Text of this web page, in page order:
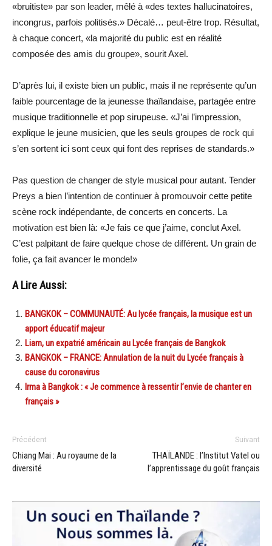
«bruitiste» par son leader, mêlé à «des textes hallucinatoires,
incongrus, parfois politisés.» Décalé… peut-être trop. Résultat,
à chaque concert, «la majorité du public est en réalité
composée des amis du groupe», sourit Axel.
D’après lui, il existe bien un public, mais il ne représente qu’un
faible pourcentage de la jeunesse thaïlandaise, partagée entre
musique traditionnelle et pop sirupeuse. «J’ai l’impression,
explique le jeune musicien, que les seuls groupes de rock qui
s’en sortent ici sont ceux qui font des reprises de standards.»
Pas question de changer de style musical pour autant. Tender
Preys a bien l’intention de continuer à promouvoir cette petite
scène rock indépendante, de concerts en concerts. La
motivation est bien là: «Je fais ce que j’aime, conclut Axel.
C’est palpitant de faire quelque chose de différent. Un grain de
folie, ça fait avancer le monde!»
A Lire Aussi:
BANGKOK – COMMUNAUTÉ: Au lycée français, la musique est un
apport éducatif majeur
Liam, un expatrié américain au Lycée français de Bangkok
BANGKOK – FRANCE: Annulation de la nuit du Lycée français à
cause du coronavirus
Irma à Bangkok : « Je commence à ressentir l’envie de chanter en
français »
Précédent
Chiang Mai : Au royaume de la
diversité
Suivant
THAÏLANDE : l’Institut Vatel ou
l’apprentissage du goût français